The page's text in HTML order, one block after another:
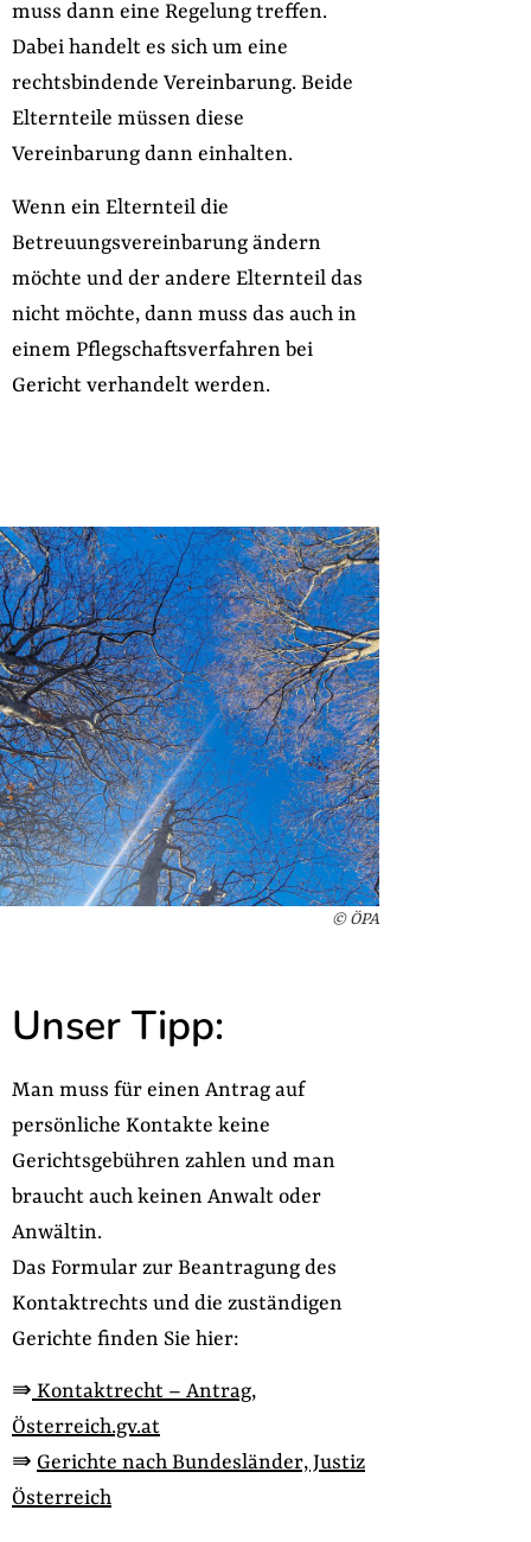
muss dann eine Regelung treffen.
Dabei handelt es sich um eine
rechtsbindende Vereinbarung. Beide
Elternteile müssen diese
Vereinbarung dann einhalten.
Wenn ein Elternteil die
Betreuungsvereinbarung ändern
möchte und der andere Elternteil das
nicht möchte, dann muss das auch in
einem Pflegschaftsverfahren bei
Gericht verhandelt werden.
© ÖPA
Unser Tipp:
Man muss für einen Antrag auf
persönliche Kontakte keine
Gerichtsgebühren zahlen und man
braucht auch keinen Anwalt oder
Anwältin.
Das Formular zur Beantragung des
Kontaktrechts und die zuständigen
Gerichte finden Sie hier:
⇛ Kontaktrecht – Antrag,
Österreich.gv.at
⇛ Gerichte nach Bundesländer, Justiz
Österreich